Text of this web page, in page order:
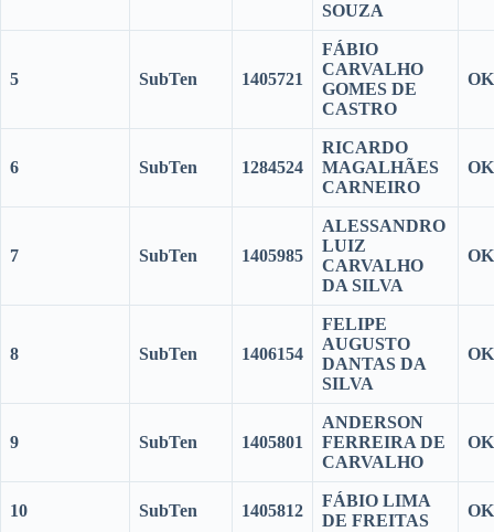
SOUZA
5 SubTen 1405721
FÁBIO
CARVALHO
GOMES DE
CASTRO
OK
6 SubTen 1284524
RICARDO
MAGALHÃES
CARNEIRO
OK
7 SubTen 1405985
ALESSANDRO
LUIZ
CARVALHO
DA SILVA
OK
8 SubTen 1406154
FELIPE
AUGUSTO
DANTAS DA
SILVA
OK
9 SubTen 1405801
ANDERSON
FERREIRA DE
CARVALHO
OK
10 SubTen 1405812
FÁBIO LIMA
DE FREITAS
OK